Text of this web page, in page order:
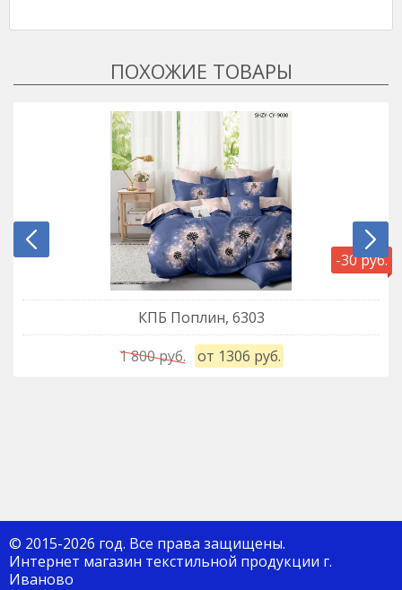
-30 руб.
КПБ Поплин, 6303
1 800 руб.
от 1306 руб.
© 2015-2026 год. Все права защищены.
Интернет магазин текстильной продукции г.
Иваново